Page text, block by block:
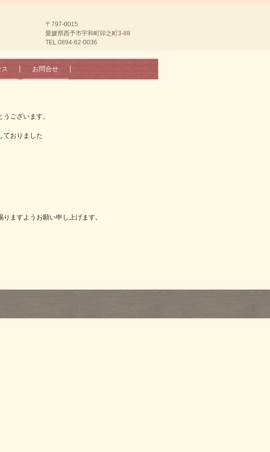
〒797-0015
愛媛県西予市宇和町卯之町3-88
TEL.0894-62-0036
ス お問合せ
ございます。
ておりました
ますようお願い申し上げます。